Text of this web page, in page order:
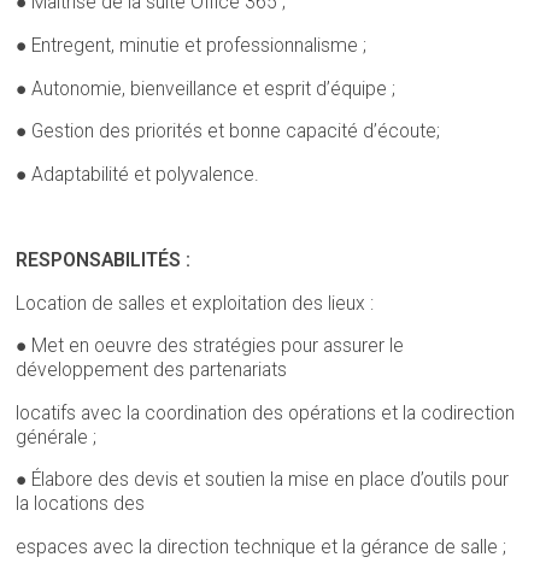
● Entregent, minutie et professionnalisme ;
● Autonomie, bienveillance et esprit d’équipe ;
● Gestion des priorités et bonne capacité d’écoute;
● Adaptabilité et polyvalence.
RESPONSABILITÉS :
Location de salles et exploitation des lieux :
● Met en oeuvre des stratégies pour assurer le
développement des partenariats
locatifs avec la coordination des opérations et la codirection
générale ;
● Élabore des devis et soutien la mise en place d’outils pour
la locations des
espaces avec la direction technique et la gérance de salle ;